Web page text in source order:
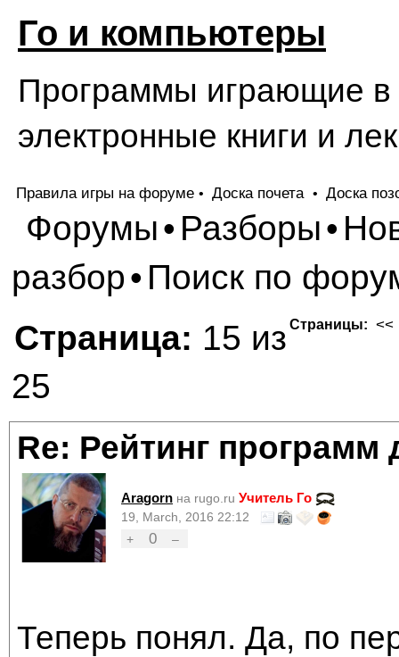
Го и компьютеры
Программы играющие в
электронные книги и
Правила игры на форуме • Доска почета • Доска
Форумы• Разборы•
разбор• Поиск по
Страницы: <<
Страница: 15 из
25
Re: Рейтинг программ
Aragorn на rugo.ru Учитель Го
19, March, 2016 22:12
+
0 –
Теперь понял. Да, по